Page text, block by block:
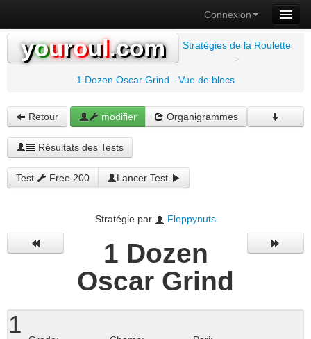
Connexion
youroul.com
Stratégies de la Roulette
>
1 Dozen Oscar Grind - Vue de blocs
Retour modifier Organigrammes
Résultats des Tests
Test Free 200 Lancer Test
Stratégie par Floppynuts
1 Dozen
Oscar Grind
1